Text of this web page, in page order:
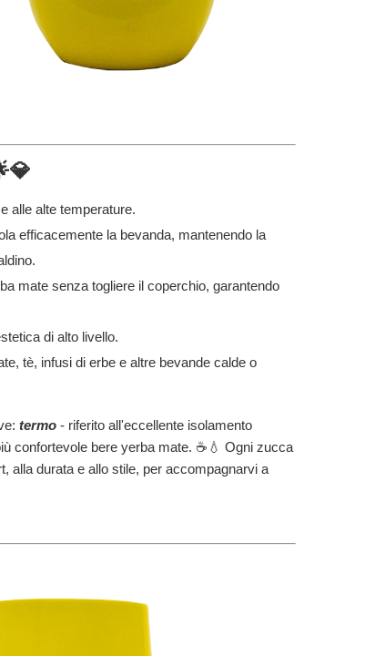
alle alte temperature.
efficacemente la bevanda, mantenendo la
mate senza togliere il coperchio, garantendo
di alto livello.
tè, infusi di erbe e altre bevande calde o
termo- riferito all'eccellente isolamento
confortevole bere yerba mate. ☕💧 Ogni zucca
alla durata e allo stile, per accompagnarvi a